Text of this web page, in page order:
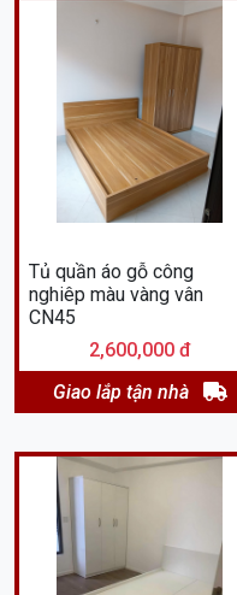
Tủ quần áo gỗ công
nghiêp màu vàng vân
CN45
2,600,000 đ
Giao lắp tận nhà